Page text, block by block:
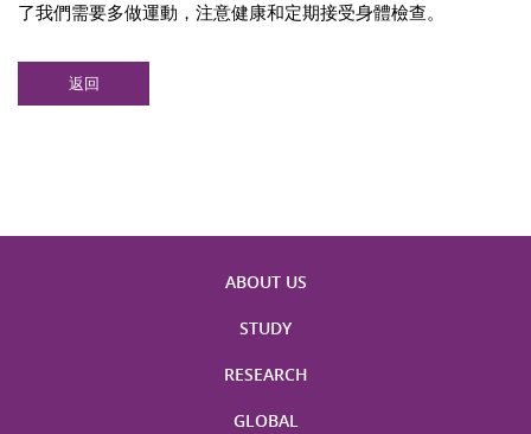
了我們需要多做運動，注意健康和定期接受身體檢查。
返回
ABOUT US
STUDY
RESEARCH
GLOBAL